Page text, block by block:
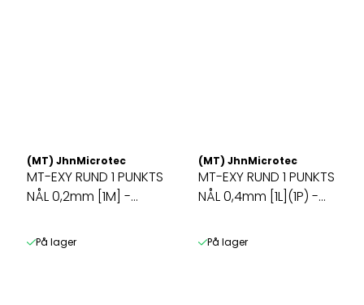
(MT) JhnMicrotec
MT-EXY RUND 1 PUNKTS
NÅL 0,2mm [1M] -
På lager
(MT) JhnMicrotec
MT-EXY RUND 1 PUNKTS
NÅL 0,4mm [1L](1P) -
På lager